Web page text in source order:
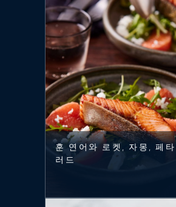
훈 연어와 로켓, 자몽, 페타
러드